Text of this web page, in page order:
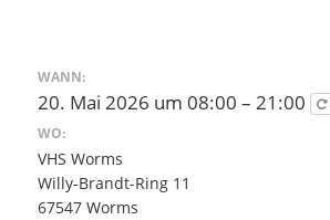
WANN:
20. Mai 2026 um 08:00 – 21:00
WO:
VHS Worms
Willy-Brandt-Ring 11
67547 Worms